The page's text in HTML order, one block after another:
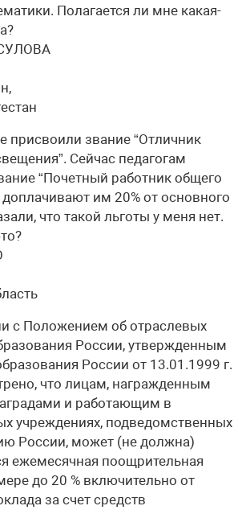
Полагается ли мне какая-
присвоили звание “Отличник
Сейчас педагогам
“Почетный работник общего
им 20% от основного
что такой льготы у меня нет.
с Положением об отраслевых
России, утвержденным
России от 13.01.1999 г.
что лицам, награжденным
и работающим в
учреждениях, подведомственных
России, может (не должна)
ежемесячная поощрительная
до 20 % включительно от
за счет средств